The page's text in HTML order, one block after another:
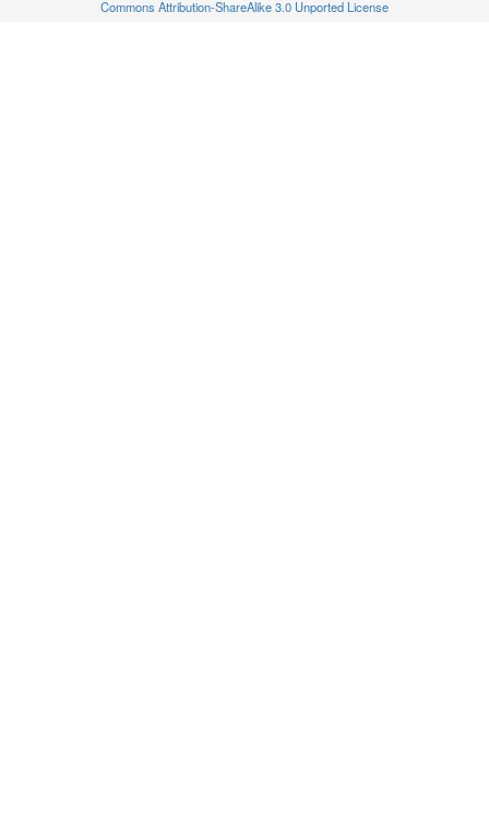
Commons Attribution-ShareAlike 3.0 Unported License